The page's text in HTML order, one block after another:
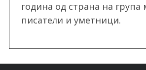
година од страна на група
писатели и уметници.